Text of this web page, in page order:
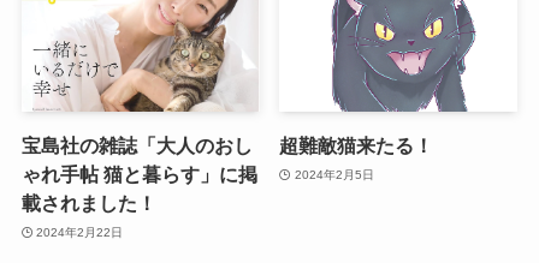
宝島社の雑誌「大人のおし
ゃれ手帖 猫と暮らす」に掲
載されました！
2024年2月22日
超難敵猫来たる！
2024年2月5日